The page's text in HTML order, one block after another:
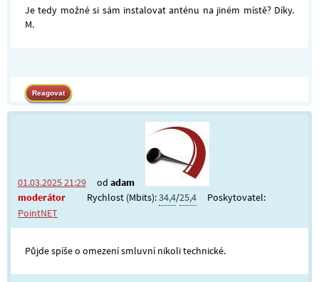
Je tedy možné si sám instalovat anténu na jiném místě? Díky.
M.
01.03.2025 21:29 od adam
moderátor
Rychlost (Mbits):34,4/25,4
Poskytovatel:
PointNET
Půjde spíše o omezení smluvní nikoli technické.